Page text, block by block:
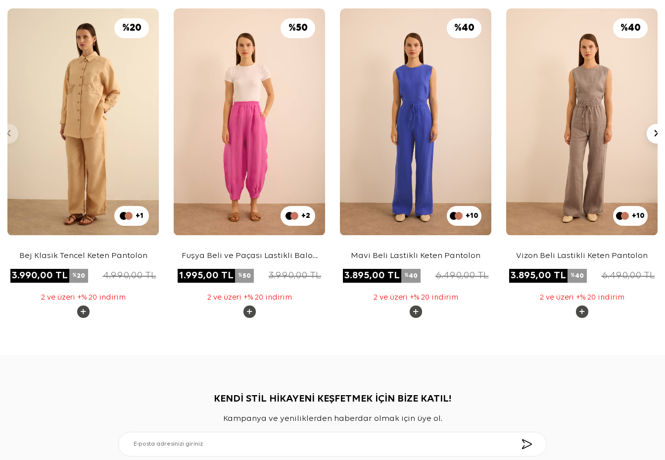
%20
+1
Bej Klasik Tencel Keten Pantolon
3.990,00 TL %20 4.990,00TL
2 ve üzeri +% 20 indirim
%50
+2
Fuşya Beli ve Paçası Lastikli Balon
1.995,00 TL %50 3.990,00TL
2 ve üzeri +% 20 indirim
%40
+10
Mavi Beli Lastikli Keten Pantolon
3.895,00 TL %40 6.490,00TL
2 ve üzeri +% 20 indirim
%40
+10
Vizon Beli Lastikli Keten Pantolon
3.895,00 TL %40 6.490,00TL
2 ve üzeri +% 20 indirim
KENDİ STİL HİKAYENİ KEŞFETMEK İÇİN BİZE KATIL!
Kampanya ve yeniliklerden haberdar olmak için üye ol.